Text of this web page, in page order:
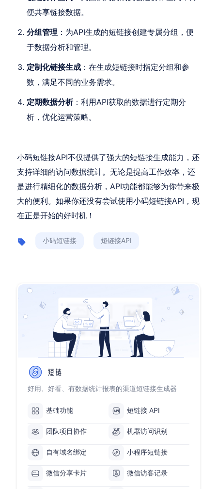
便共享链接数据。
分组管理 ：为API生成的短链接创建专属分组，便
于数据分析和管理。
定制化链接生成 ：在生成短链接时指定分组和参
数，满足不同的业务需求。
定期数据分析：利用API获取的数据进行定期分
析，优化运营策略。
小码短链接API不仅提供了强大的短链接生成能力，还
支持详细的访问数据统计。无论是提高工作效率，还
是进行精细化的数据分析，API功能都能够为你带来极
大的便利。如果你还没有尝试使用小码短链接API，现
在正是开始的好时机！
小码短链接 短链接API
好用、好看、有数据统计报表的渠道短链接生成器
基础功能 短链接 API
团队项目协作 机器访问识别
自有域名绑定 小程序短链接
微信分享卡片 微信访客记录